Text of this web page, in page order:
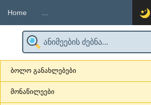
Home
ბოლო განახლებები
მონაწილეები